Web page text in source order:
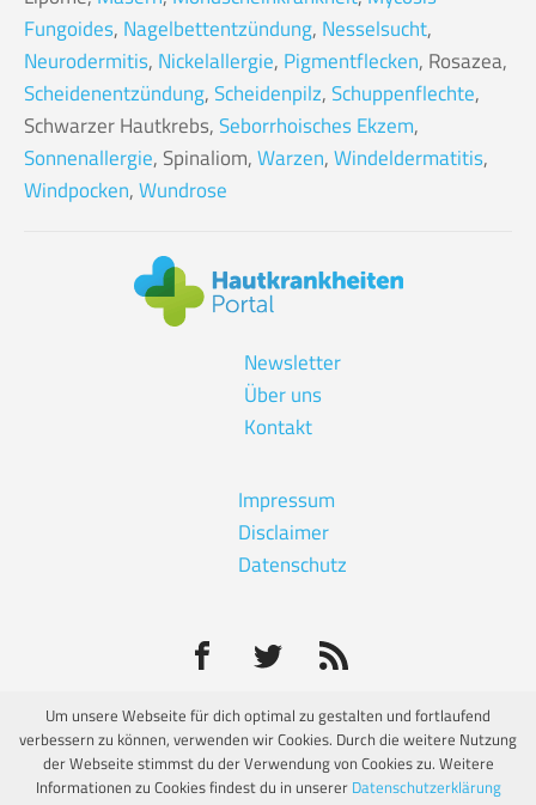
Fungoides, Nagelbettentzündung, Nesselsucht,
Neurodermitis, Nickelallergie, Pigmentflecken, Rosazea,
Scheidenentzündung,Scheidenpilz,Schuppenflechte,
Schwarzer Hautkrebs,Seborrhoisches Ekzem,
Sonnenallergie, Spinaliom,Warzen,Windeldermatitis,
Windpocken,Wundrose
Newsletter
Über uns
Kontakt
Impressum
Disclaimer
Datenschutz
© Eine unabhängige Informationsseite von:
Hautkrankheiten Portal
Um unsere Webseite für dich optimal zu gestalten und fortlaufend
verbessern zu können, verwenden wir Cookies. Durch die weitere Nutzung
der Webseite stimmst du der Verwendung von Cookies zu. Weitere
Informationen zu Cookies findest du in unserer Datenschutzerklärung